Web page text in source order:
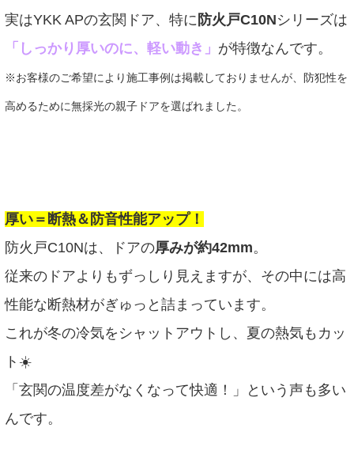
実はYKK APの玄関ドア、特に 防火戸C10Nシリーズは
「しっかり厚いのに、軽い動き」 が特徴なんです。
※お客様のご希望により施工事例は掲載しておりませんが、防犯性を
高めるために無採光の親子ドアを選ばれました。
厚い＝断熱＆防音性能アップ！
防火戸C10Nは、ドアの厚みが約42mm。
従来のドアよりもずっしり見えますが、その中には高
性能な断熱材がぎゅっと詰まっています。
これが冬の冷気をシャットアウトし、夏の熱気もカッ
ト☀️
「玄関の温度差がなくなって快適！」という声も多い
んです。